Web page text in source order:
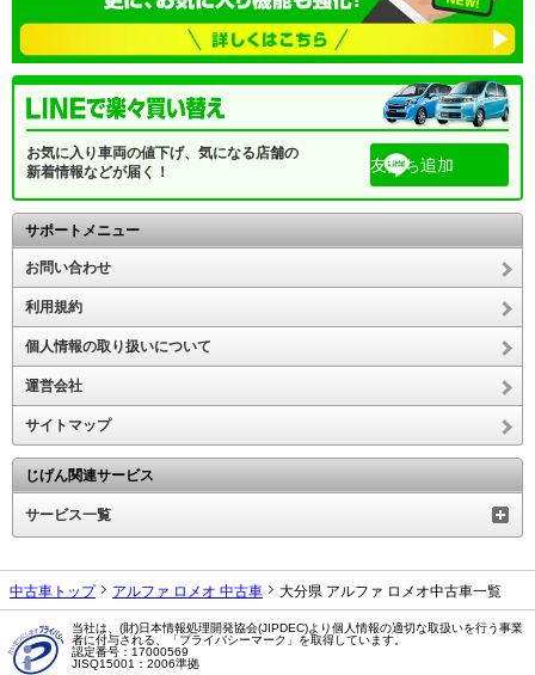
お気に入り車両の値下げ、気になる店舗の
新着情報などが届く！
友だち追加
サポートメニュー
お問い合わせ
利用規約
個人情報の取り扱いについて
運営会社
サイトマップ
じげん関連サービス
サービス一覧
中古車トップ アルファ ロメオ 中古車 大分県 アルファ ロメオ中古車一覧
当社は、(財)日本情報処理開発協会(JIPDEC)より個人情報の適切な取扱いを行う事業
者に付与される、「プライバシーマーク」を取得しています。
認定番号：17000569
JISQ15001：2006準拠